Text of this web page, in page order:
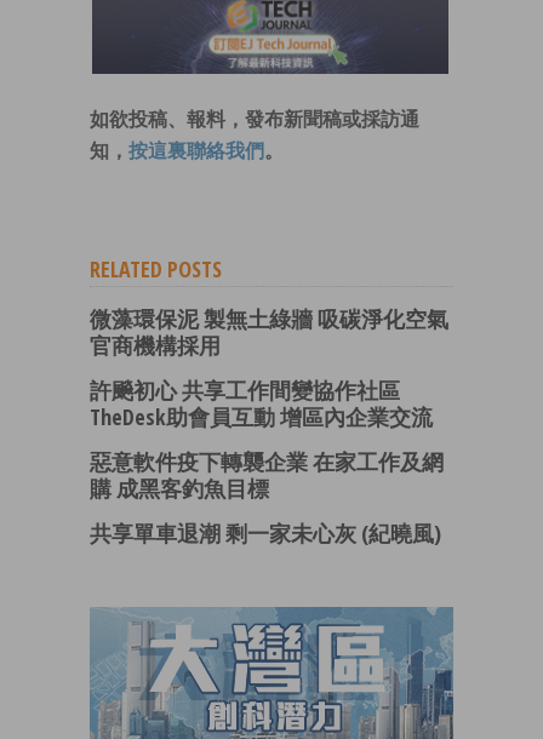
如欲投稿、報料，發布新聞稿或採訪通
知， 按這裏聯絡我們 。
RELATED POSTS
微藻環保泥 製無土綠牆 吸碳淨化空氣
官商機構採用
許飈初心 共享工作間變協作社區
TheDesk助會員互動 增區內企業交流
惡意軟件疫下轉襲企業 在家工作及網
購 成黑客釣魚目標
共享單車退潮 剩一家未心灰 (紀曉風)